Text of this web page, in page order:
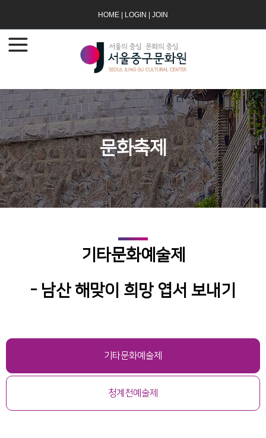
HOME LOGIN JOIN
문화축제
기타문화예술제
- 남산 해맞이 희망 엽서 보내기
기타문화예술제
청계천예술제